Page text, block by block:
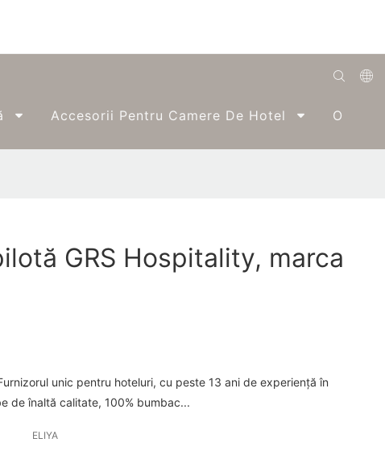
Bahasa Indonesia
Accesorii Pentru Camere De Hotel O
GRS Hospitality, marca
unic pentru hoteluri, cu peste 13 ani de experiență în
de înaltă calitate, 100% bumbac...
ELIYA